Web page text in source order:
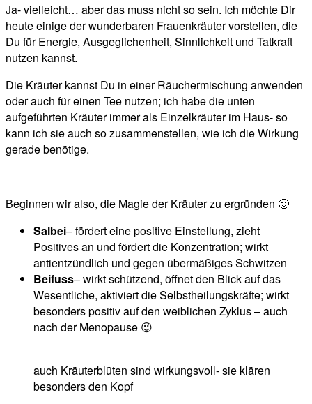
Ja- vielleicht… aber das muss nicht so sein. Ich möchte Dir
heute einige der wunderbaren Frauenkräuter vorstellen, die
Du für Energie, Ausgeglichenheit, Sinnlichkeit und Tatkraft
nutzen kannst.
Die Kräuter kannst Du in einer Räuchermischung anwenden
oder auch für einen Tee nutzen; ich habe die unten
aufgeführten Kräuter immer als Einzelkräuter im Haus- so
kann ich sie auch so zusammenstellen, wie ich die Wirkung
gerade benötige.
Beginnen wir also, die Magie der Kräuter zu ergründen 🙂
Salbei– fördert eine positive Einstellung, zieht
Positives an und fördert die Konzentration; wirkt
antientzündlich und gegen übermäßiges Schwitzen
Beifuss– wirkt schützend, öffnet den Blick auf das
Wesentliche, aktiviert die Selbstheilungskräfte; wirkt
besonders positiv auf den weiblichen Zyklus – auch
nach der Menopause 😉
auch Kräuterblüten sind wirkungsvoll- sie klären
besonders den Kopf